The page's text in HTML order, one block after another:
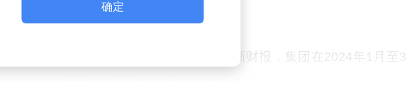
关投资者的信心。
资策略的成功。根据5月13日公布的最新财报，集团在2024年1月至3
确定